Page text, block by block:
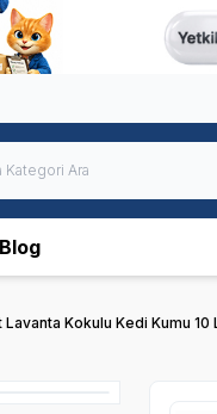
Blog
Lavanta Kokulu Kedi Kumu 10